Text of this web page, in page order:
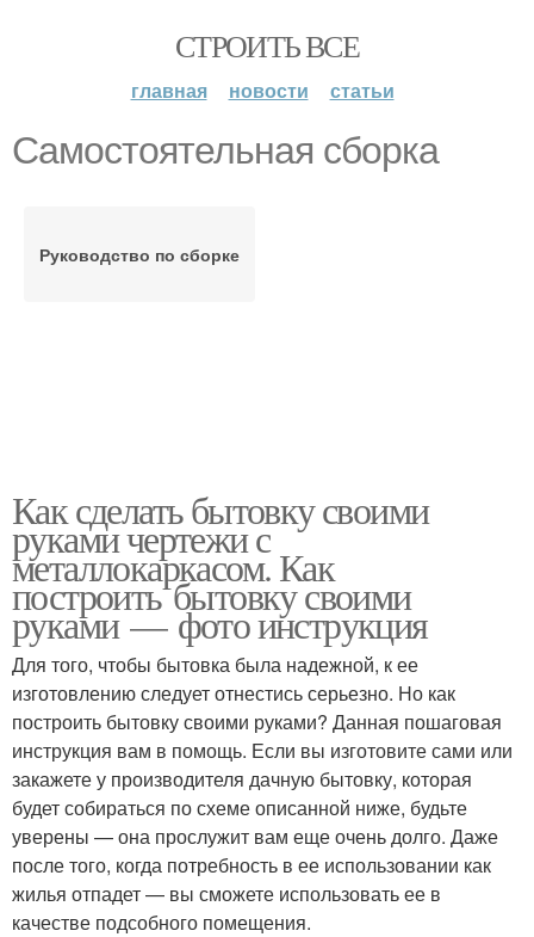
СТРОИТЬ ВСЕ
главная новости статьи
Самостоятельная сборка
Руководство по сборке
Как сделать бытовку своими
руками чертежи с
металлокаркасом. Как
построить бытовку своими
руками — фото инструкция
Для того, чтобы бытовка была надежной, к ее
изготовлению следует отнестись серьезно. Но как
построить бытовку своими руками? Данная пошаговая
инструкция вам в помощь. Если вы изготовите сами или
закажете у производителя дачную бытовку, которая
будет собираться по схеме описанной ниже, будьте
уверены — она прослужит вам еще очень долго. Даже
после того, когда потребность в ее использовании как
жилья отпадет — вы сможете использовать ее в
качестве подсобного помещения.